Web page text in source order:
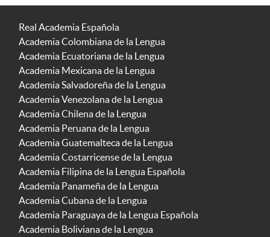
Real Academia Española
Academia Colombiana de la Lengua
Academia Ecuatoriana de la Lengua
Academia Mexicana de la Lengua
Academia Salvadoreña de la Lengua
Academia Venezolana de la Lengua
Academia Chilena de la Lengua
Academia Peruana de la Lengua
Academia Guatemalteca de la Lengua
Academia Costarricense de la Lengua
Academia Filipina de la Lengua Española
Academia Panameña de la Lengua
Academia Cubana de la Lengua
Academia Paraguaya de la Lengua Española
Academia Boliviana de la Lengua